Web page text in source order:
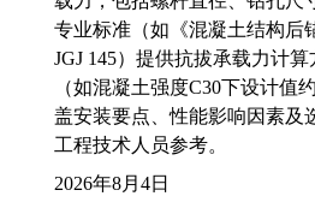
专业标准（如《混凝土结构后
JGJ 145）提供抗拔承载力计
（如混凝土强度C30下设计值
盖安装要点、性能影响因素及
工程技术人员参考。
2026年8月4日